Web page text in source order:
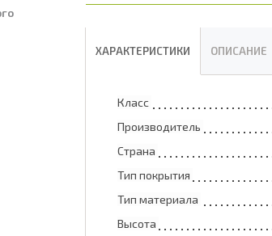
ХАРАКТЕРИСТИКИ ОПИСАНИЕ
Класс
Производитель
Страна
Тип покрытия
Тип материала
Высота